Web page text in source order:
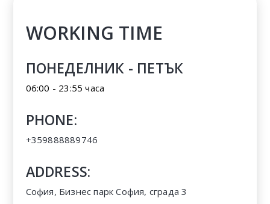
WORKING TIME
ПОНЕДЕЛНИК - ПЕТЪК
06:00 - 23:55 часа
PHONE:
+359888889746
ADDRESS:
София, Бизнес парк София, сграда 3